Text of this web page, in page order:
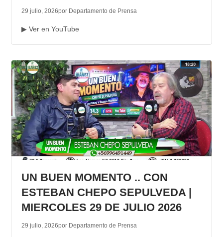
29 julio, 2026por Departamento de Prensa
▶ Ver en YouTube
UN BUEN MOMENTO .. CON
ESTEBAN CHEPO SEPULVEDA |
MIERCOLES 29 DE JULIO 2026
29 julio, 2026por Departamento de Prensa